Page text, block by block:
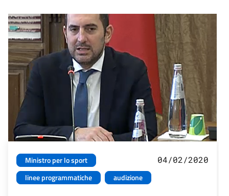
Ministro per lo sport
linee programmatiche
audizione
04/02/2020